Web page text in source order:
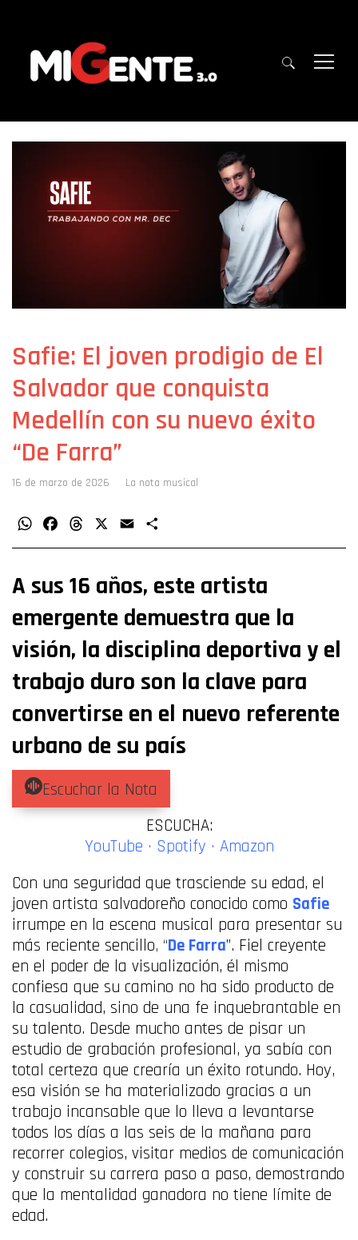
Safie: El joven prodigio de El
Salvador que conquista
Medellín con su nuevo éxito
“De Farra”
16 de marzo de 2026 La nota musical
WhatsAppFacebookThreads Email
A sus 16 años, este artista
emergente demuestra que la
visión, la disciplina deportiva y el
trabajo duro son la clave para
convertirse en el nuevo referente
urbano de su país
Escuchar la Nota
ESCUCHA:
YouTube · Spotify · Amazon
Con una seguridad que trasciende su edad, el
joven artista salvadoreño conocido como Safie
irrumpe en la escena musical para presentar su
más reciente sencillo, “De Farra”. Fiel creyente
en el poder de la visualización, él mismo
confiesa que su camino no ha sido producto de
la casualidad, sino de una fe inquebrantable en
su talento. Desde mucho antes de pisar un
estudio de grabación profesional, ya sabía con
total certeza que crearía un éxito rotundo. Hoy,
esa visión se ha materializado gracias a un
trabajo incansable que lo lleva a levantarse
todos los días a las seis de la mañana para
recorrer colegios, visitar medios de comunicación
y construir su carrera paso a paso, demostrando
que la mentalidad ganadora no tiene límite de
edad.